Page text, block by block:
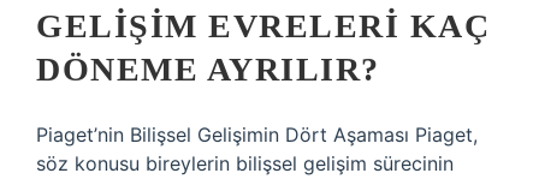
GELIŞIM EVRELERI KAÇ
DÖNEME AYRILIR?
Piaget’nin Bilişsel Gelişimin Dört Aşaması Piaget,
söz konusu bireylerin bilişsel gelişim sürecinin